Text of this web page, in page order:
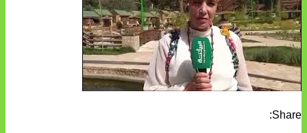
Share: